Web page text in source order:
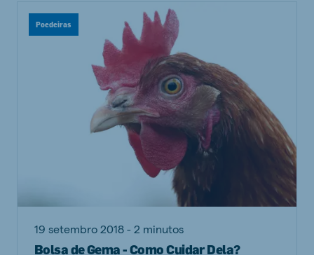
Poedeiras
19 setembro 2018 - 2 minutos
Bolsa de Gema - Como Cuidar Dela?